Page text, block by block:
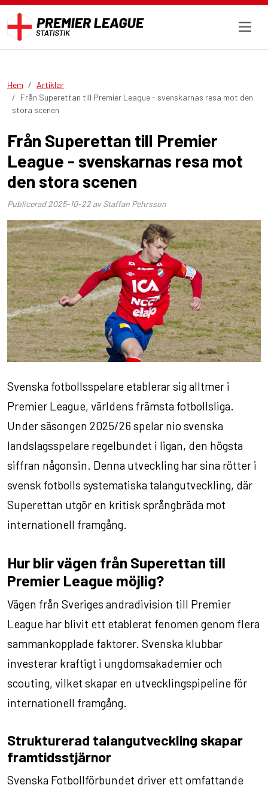
Hem
Artiklar
Från Superettan till Premier League - svenskarnas resa mot den
stora scenen
Från Superettan till Premier
League - svenskarnas resa mot
den stora scenen
Publicerad2025-10-22av Staffan Pehrsson
Svenska fotbollsspelare etablerar sig alltmer i
Premier League, världens främsta fotbollsliga.
Under säsongen 2025/26 spelar nio svenska
landslagsspelare regelbundet i ligan, den högsta
siffran någonsin. Denna utveckling har sina rötter i
svensk fotbolls systematiska talangutveckling, där
Superettan utgör en kritisk språngbräda mot
internationell framgång.
Hur blir vägen från Superettan till
Premier League möjlig?
Vägen från Sveriges andradivision till Premier
League har blivit ett etablerat fenomen genom flera
sammankopplade faktorer. Svenska klubbar
investerar kraftigt i ungdomsakademier och
scouting, vilket skapar en utvecklingspipeline för
internationell framgång.
Strukturerad talangutveckling skapar
framtidsstjärnor
Svenska Fotbollförbundet driver ett omfattande